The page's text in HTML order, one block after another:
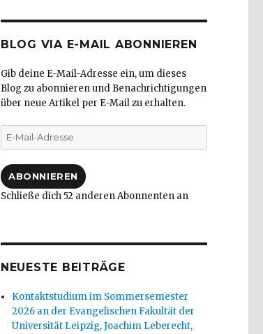
BLOG VIA E-MAIL ABONNIEREN
Gib deine E-Mail-Adresse ein, um dieses
Blog zu abonnieren und Benachrichtigungen
über neue Artikel per E-Mail zu erhalten.
E-
Mail-
ABONNIEREN
Schließe dich 52 anderen Abonnenten an
NEUESTE BEITRÄGE
Kontaktstudium im Sommersemester
2026 an der Evangelischen Fakultät der
Universität Leipzig, Joachim Leberecht,